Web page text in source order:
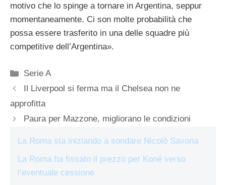
motivo che lo spinge a tornare in Argentina, seppur
momentaneamente. Ci son molte probabilità che
possa essere trasferito in una delle squadre più
competitive dell’Argentina».
Categorie
Serie A
Il Liverpool si ferma ma il Chelsea non ne
approfitta
Paura per Mazzone, migliorano le condizioni
La Roma sta iniziando a sondare Nicolò Savona
La Roma ha fissato il prezzo per Koné verso
l’eventuale cessione